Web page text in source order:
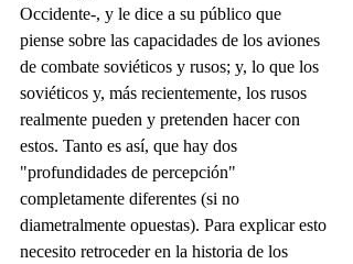
Occidente-, y le dice a su público que
piense sobre las capacidades de los aviones
de combate soviéticos y rusos; y, lo que los
soviéticos y, más recientemente, los rusos
realmente pueden y pretenden hacer con
estos. Tanto es así, que hay dos
"profundidades de percepción"
completamente diferentes (si no
diametralmente opuestas). Para explicar esto
necesito retroceder en la historia de los